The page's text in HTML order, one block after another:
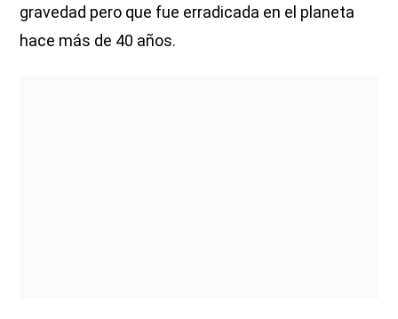
gravedad pero que fue erradicada en el planeta
hace más de 40 años.